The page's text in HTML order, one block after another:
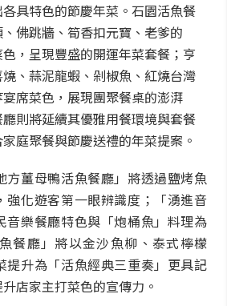
具特色的節慶年菜。石園活魚餐
佛跳牆、筍香扣元寶、老爹的
，呈現豐盛的開運年菜套餐；亨
、蒜泥龍蝦、剁椒魚、紅燒台灣
席菜色，展現團聚餐桌的澎湃
則將延續其優雅用餐環境與套餐
庭聚餐與節慶送禮的年菜提案。
方薑母鴨活魚餐廳」將透過鹽烤魚
強化遊客第一眼辨識度；「湧進音
音樂餐廳特色與「炮桶魚」料理為
餐廳」將以金沙魚柳、泰式檸檬
提升為「活魚經典三重奏」更具記
店家主打菜色的宣傳力。